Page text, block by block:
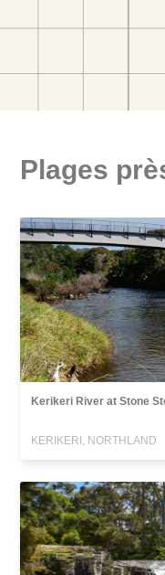
Plages
Kerikeri River at Stone
KERIKERI, NORTHLAND